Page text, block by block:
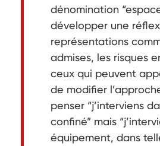
dénomination
développer une
représentations
admises, les risques
ceux qui peuvent
de modifier
penser “j’interviens
confiné” mais
équipement, dans